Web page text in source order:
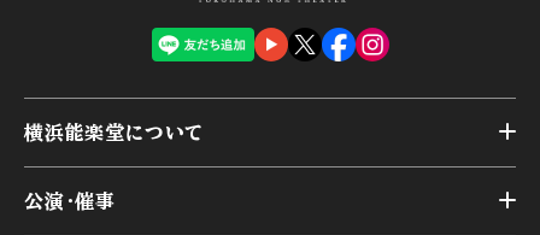
横浜能楽堂について
公演・催事